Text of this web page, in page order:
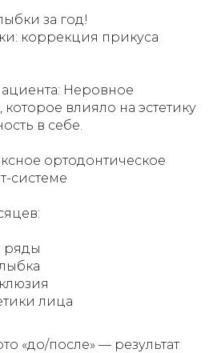
за год!
коррекция прикуса
Неровное
влияло на эстетику
в себе.
ортодонтическое
системе
ряды
лица
«до/после» — результат